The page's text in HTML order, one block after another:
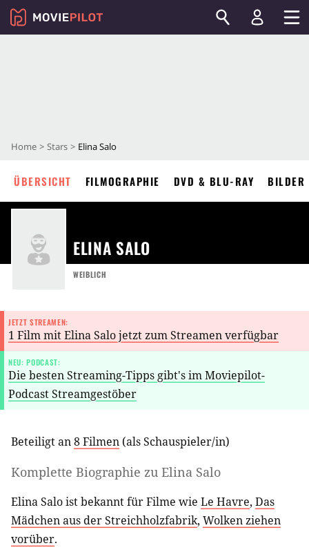
Home Stars Elina Salo
ÜBERSICHT FILMOGRAPHIE DVD & BLU-RAY BILDER
ELINA SALO
WEIBLICH
JETZT STREAMEN:
1 Film mit Elina Salo jetzt zum Streamen verfügbar
NEU: PODCAST:
Die besten Streaming-Tipps gibt's im Moviepilot-
Podcast Streamgestöber
Beteiligt an8 Filmen (alsSchauspieler/in)
Komplette Biographie zu Elina Salo
Elina Salo ist bekannt für Filme wie Le Havre, Das
Mädchen aus der Streichholzfabrik, Wolken ziehen
vorüber.